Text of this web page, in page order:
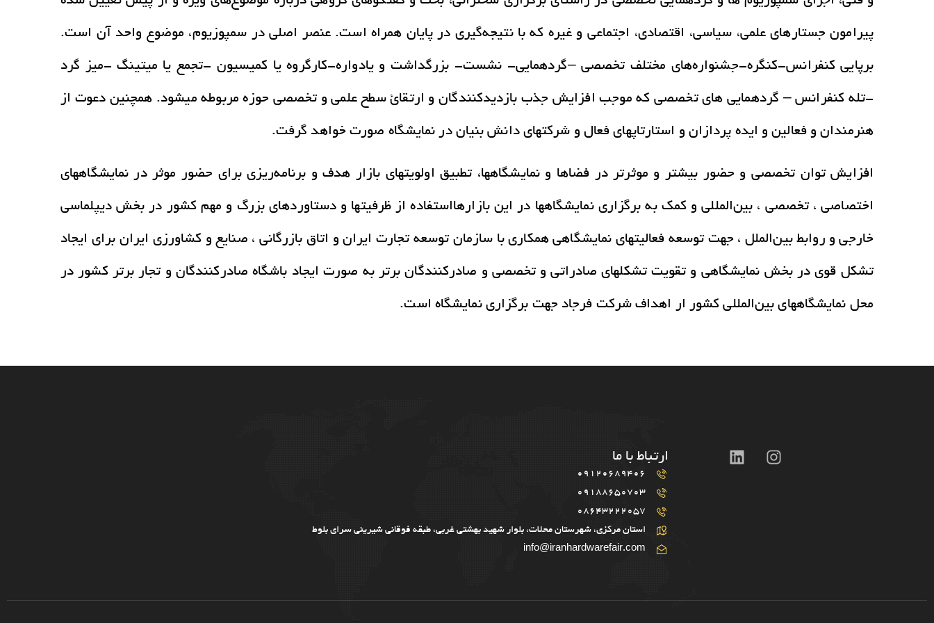
پیرامون جستارهای علمی، سیاسی، اقتصادی، اجتماعی و غیره که با نتیجه‌گیری در پایان همراه است. عنصر اصلی در سمپوزیوم، موضوع واحد آن است.
برپایی کنفرانس-کنگره-جشنواره‌های مختلف تخصصی –گردهمایی- نشست- بزرگداشت و یادواره-کارگروه یا کمیسیون -تجمع یا میتینگ -میز گرد
-تله کنفرانس – گردهمایی های تخصصی که موجب افزایش جذب بازدیدکنندگان و ارتقائ سطح علمی و تخصصی حوزه مربوطه میشود. همچنین دعوت از
هنرمندان و فعالین و ایده پردازان و استارتاپهای فعال و شرکتهای دانش بنیان در نمایشگاه صورت خواهد گرفت.
افزايش توان تخصصي و حضور بيشتر و موثرتر در فضاها و نمايشگاهها، تطبيق اولويتهاي بازار هدف و برنامه‌ريزي براي حضور موثر در نمايشگاههاي
اختصاصي ، تخصصي ، بين‌المللي و کمک به برگزاري نمايشگاهها در اين بازارهااستفاده از ظرفيتها و دستاوردهاي بزرگ و مهم کشور در بخش ديپلماسي
خارجي و روابط بين‌الملل ، جهت توسعه فعاليتهاي نمايشگاهي همکاري با سازمان توسعه تجارت ايران و اتاق بازرگاني ، صنايع و کشاورزي ايران براي ايجاد
تشکل قوي در بخش نمايشگاهي و تقويت تشکلهاي صادراتي و تخصصي و صادرکنندگان برتر به صورت ايجاد باشگاه صادرکنندگان و تجار برتر کشور در
محل نمايشگاههاي بين‌المللي کشور ار اهداف شرکت فرجاد جهت برگزاری نمایشگاه است.
ارتباط با ما
09120689406
09188650703
08643222057
استان مرکزی، شهرستان محلات، بلوار شهید بهشتی غربی، طبقه فوقانی شیرینی سرای بلوط
info@iranhardwarefair.com